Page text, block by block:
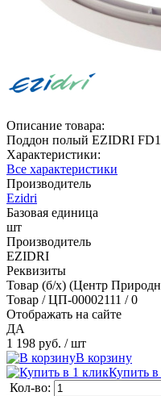
Описание товара:
Поддон полый EZIDRI
Характеристики:
Все характеристики
Производитель
Ezidri
Базовая единица
шт
Производитель
EZIDRI
Реквизиты
Товар (б/х) (Центр
Товар / ЦП-00002111 / 0
Отображать на сайте
ДА
1 198 руб. / шт
В корзину
Купить
Кол-во: